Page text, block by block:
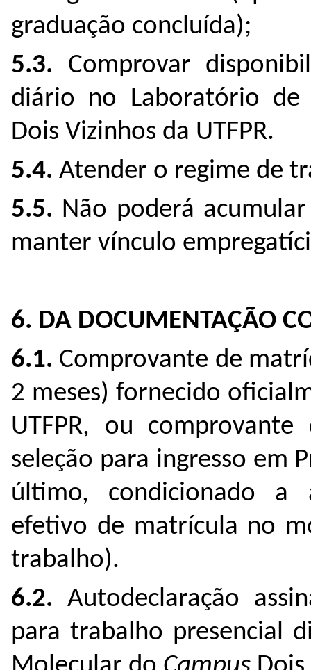
graduação concluída);
5.3. Comprovar
diário no Laboratório
Dois Vizinhos da UTFPR.
5.4. Atender o regime de
5.5. Não poderá
manter vínculo
6. DA DOCUMENTAÇÃO
6.1. Comprovante de
2 meses) fornecido
UTFPR, ou
seleção para ingresso em
último, condicionado a
efetivo de matrícula no
trabalho).
6.2.Autodeclaração
para trabalho presencial